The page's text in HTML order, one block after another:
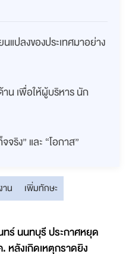
แปลงของประเทศมาอย่าง
น เพื่อให้ผู้บริหาร นัก
ริง” และ “โอกาส”
าน เพิ่มทักษะ
ทร์ นนทบุรี ประกาศหยุด
หลังเกิดเหตุกราดยิง